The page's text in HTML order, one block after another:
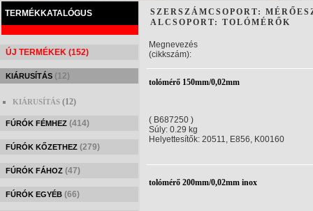
TERMÉKKATALÓGUS
ÚJ TERMÉKEK (152)
KIÁRUSÍTÁS (12)
KIÁRUSÍTÁS (12)
FÚRÓK FÉMHEZ (414)
FÚRÓK KŐZETHEZ (279)
FÚRÓK FÁHOZ (47)
FÚRÓK EGYÉB (66)
SZERSZÁMCSOPORT:
ALCSOPORT: TOLÓMÉRŐK
Megnevezés
(cikkszám):
tolómérő 150mm/0,02mm
( B687250 )
Súly: 0.29 kg
Helyettesítők: 20511, E856, K00160
tolómérő 200mm/0,02mm inox